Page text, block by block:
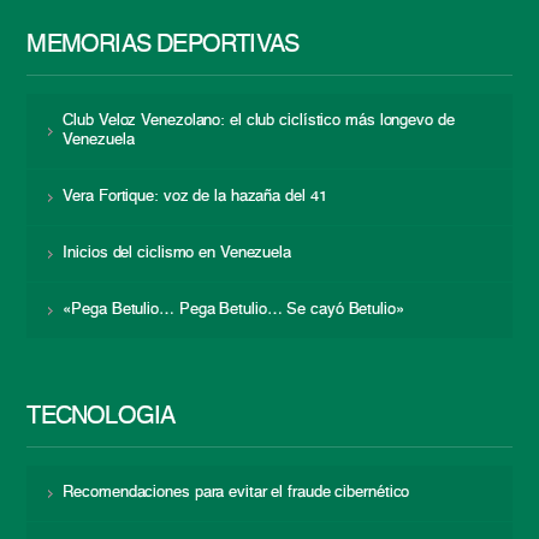
MEMORIAS DEPORTIVAS
Club Veloz Venezolano: el club ciclístico más longevo de
Venezuela
Vera Fortique: voz de la hazaña del 41
Inicios del ciclismo en Venezuela
«Pega Betulio… Pega Betulio… Se cayó Betulio»
TECNOLOGÍA
Recomendaciones para evitar el fraude cibernético